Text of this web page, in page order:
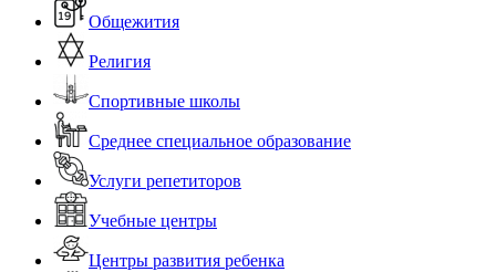
Общежития
Религия
Спортивные школы
Среднее специальное образование
Услуги репетиторов
Учебные центры
Центры развития ребенка